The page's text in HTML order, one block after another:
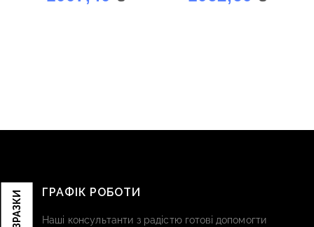
ЧОРНОСЛИВ”
ГРАФІК РОБОТИ
Наші консультанти з радістю готові допомогти